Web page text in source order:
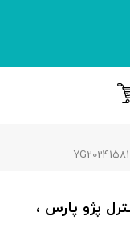
پژو پارس ،